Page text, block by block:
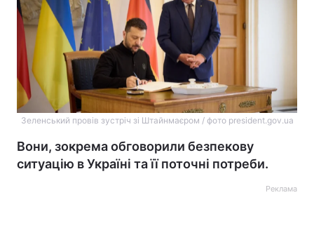
Зеленський провів зустріч зі Штайнмаєром / фото president.gov.ua
Вони, зокрема обговорили безпекову
ситуацію в Україні та її поточні потреби.
Реклама